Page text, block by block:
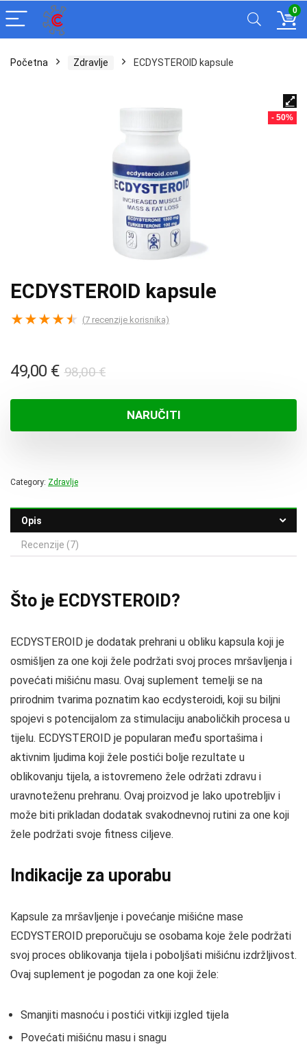
0
Početna Zdravlje ECDYSTEROID kapsule
- 50%
ECDYSTEROID kapsule
★★★★★ (7 recenzije korisnika)
98,00€Izvorna
bila
je:
49,00 €
Trenutna
49,00 €.
NARUČITI
Category: Zdravlje
Opis
Recenzije (7)
Što je ECDYSTEROID?
ECDYSTEROID je dodatak prehrani u obliku kapsula koji je
osmišljen za one koji žele podržati svoj proces mršavljenja i
povećati mišićnu masu. Ovaj suplement temelji se na
prirodnim tvarima poznatim kao ecdysteroidi, koji su biljni
spojevi s potencijalom za stimulaciju anaboličkih procesa u
tijelu. ECDYSTEROID je popularan među sportašima i
aktivnim ljudima koji žele postići bolje rezultate u
oblikovanju tijela, a istovremeno žele održati zdravu i
uravnoteženu prehranu. Ovaj proizvod je lako upotrebljiv i
može biti prikladan dodatak svakodnevnoj rutini za one koji
žele podržati svoje fitness ciljeve.
Indikacije za uporabu
Kapsule za mršavljenje i povećanje mišićne mase
ECDYSTEROID preporučuju se osobama koje žele podržati
svoj proces oblikovanja tijela i poboljšati mišićnu izdržljivost.
Ovaj suplement je pogodan za one koji žele:
Smanjiti masnoću i postići vitkiji izgled tijela
Povećati mišićnu masu i snagu